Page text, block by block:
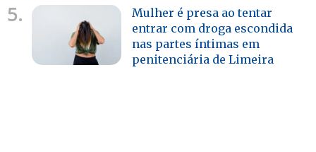
5.
Mulher é presa ao tentar
entrar com droga escondida
nas partes íntimas em
penitenciária de Limeira